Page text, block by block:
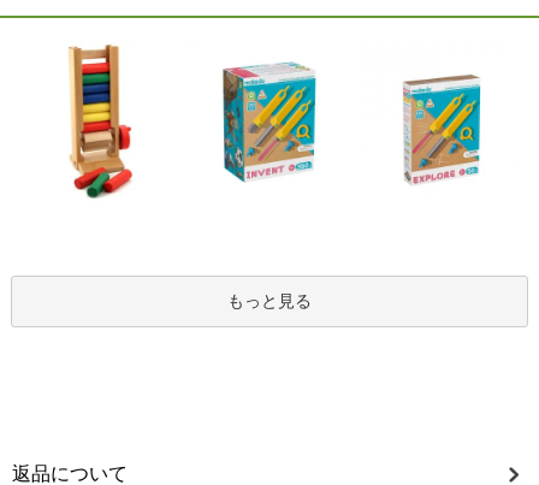
もっと見る
返品について